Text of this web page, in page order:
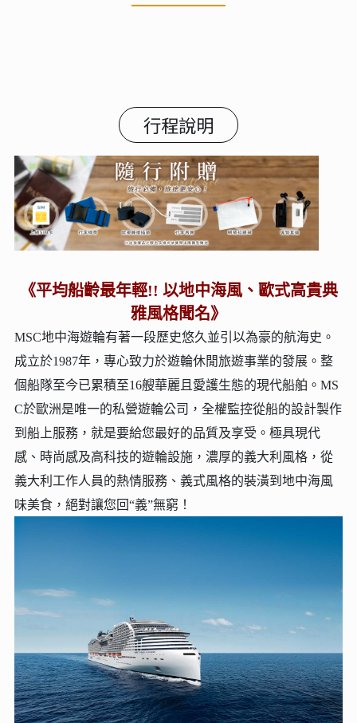
行程說明
《平均船齡最年輕!! 以地中海風、歐式高貴典
雅風格聞名》
MSC地中海遊輪有著一段歷史悠久並引以為豪的航海史。
成立於1987年，專心致力於遊輪休閒旅遊事業的發展。整
個船隊至今已累積至16艘華麗且愛護生態的現代船舶。MS
C於歐洲是唯一的私營遊輪公司，全權監控從船的設計製作
到船上服務，就是要給您最好的品質及享受。極具現代
感、時尚感及高科技的遊輪設施，濃厚的義大利風格，從
義大利工作人員的熱情服務、義式風格的裝潢到地中海風
味美食，絕對讓您回“義”無窮！